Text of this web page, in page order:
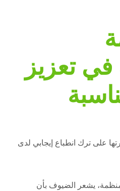
في تعزيز
على ترك انطباع إيجابي لدى
يشعر الضيوف بأن